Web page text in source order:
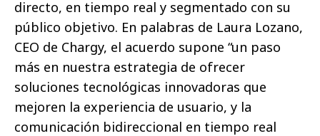
directo, en tiempo real y segmentado con su
público objetivo. En palabras de Laura Lozano,
CEO de Chargy, el acuerdo supone “un paso
más en nuestra estrategia de ofrecer
soluciones tecnológicas innovadoras que
mejoren la experiencia de usuario, y la
comunicación bidireccional en tiempo real